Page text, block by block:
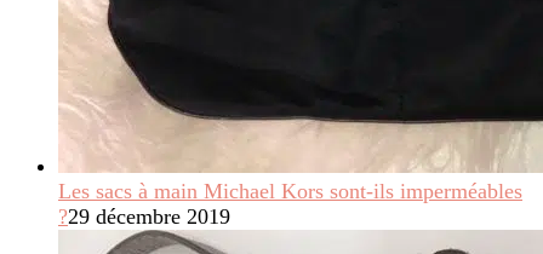
Les sacs à main Michael Kors sont-ils imperméables
?29 décembre 2019